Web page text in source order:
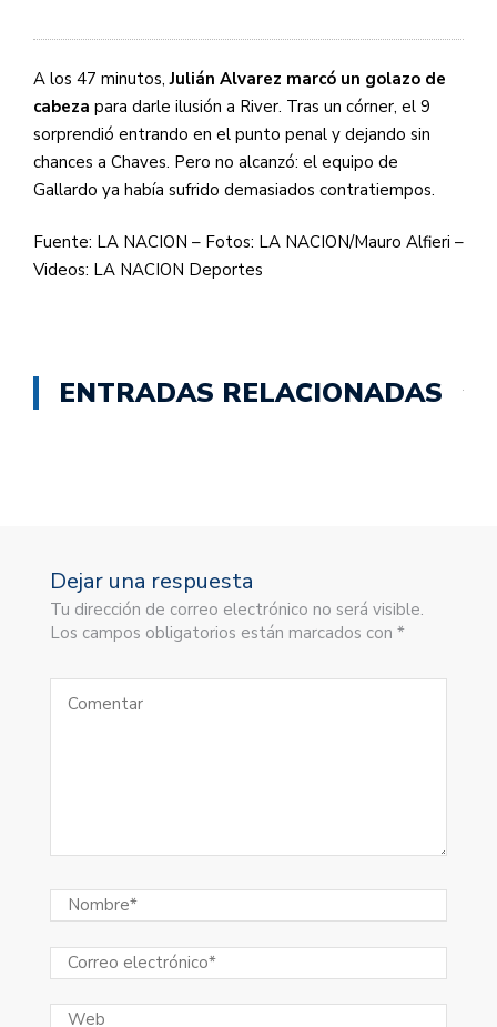
A los 47 minutos,Julián Alvarez marcó un golazo de
cabeza para darle ilusión a River. Tras un córner, el 9
sorprendió entrando en el punto penal y dejando sin
chances a Chaves. Pero no alcanzó: el equipo de
Gallardo ya había sufrido demasiados contratiempos.
Fuente: LA NACION – Fotos: LA NACION/Mauro Alfieri –
Videos: LA NACION Deportes
ENTRADAS RELACIONADAS
Dejar una respuesta
Tu dirección de correo electrónico no será visible.
Los campos obligatorios están marcados con *